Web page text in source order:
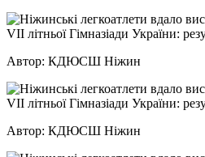
Автор: КДЮСШ Ніжин
Автор: КДЮСШ Ніжин